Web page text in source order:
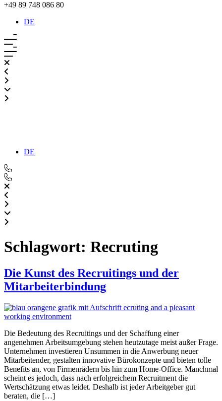
+49 89 748 086 80
DE
DE
Schlagwort: Recruting
Die Kunst des Recruitings und der
Mitarbeiterbindung
Die Bedeutung des Recruitings und der Schaffung einer
angenehmen Arbeitsumgebung stehen heutzutage meist außer Frage.
Unternehmen investieren Unsummen in die Anwerbung neuer
Mitarbeitender, gestalten innovative Bürokonzepte und bieten tolle
Benefits an, von Firmenrädern bis hin zum Home-Office. Manchmal
scheint es jedoch, dass nach erfolgreichem Recruitment die
Wertschätzung etwas leidet. Deshalb ist jeder Arbeitgeber gut
beraten, die […]